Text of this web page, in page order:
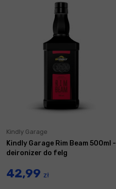
Kindly Garage
Kindly Garage Rim Beam 500ml -
deironizer do felg
42,99 zł